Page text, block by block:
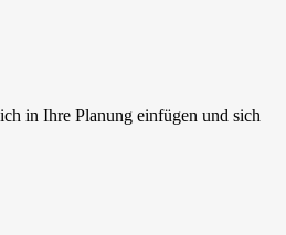
in Ihre Planung einfügen und sich